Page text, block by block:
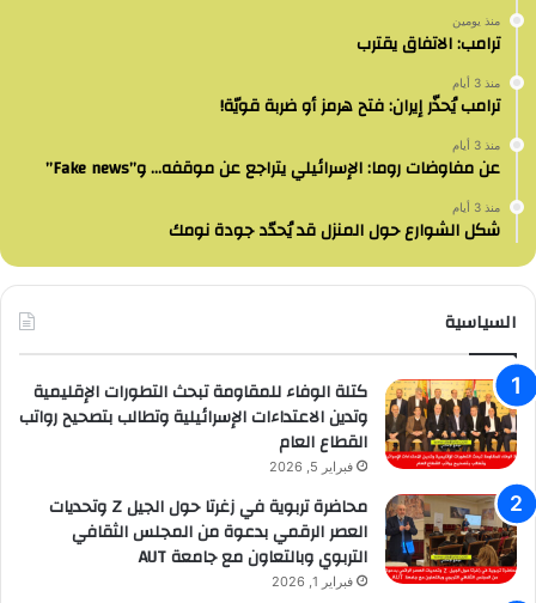
منذ يومين
ترامب: الاتفاق يقترب
منذ 3 أيام
ترامب يُحذّر إيران: فتح هرمز أو ضربة قويّة!
منذ 3 أيام
عن مفاوضات روما: الإسرائيلي يتراجع عن موقفه… و”Fake news”
منذ 3 أيام
شكل الشوارع حول المنزل قد يُحدّد جودة نومك
السياسية
كتلة الوفاء للمقاومة تبحث التطورات الإقليمية
وتدين الاعتداءات الإسرائيلية وتطالب بتصحيح رواتب
القطاع العام
فبراير 5, 2026
محاضرة تربوية في زغرتا حول الجيل Z وتحديات
العصر الرقمي بدعوة من المجلس الثقافي
التربوي وبالتعاون مع جامعة AUT
فبراير 1, 2026